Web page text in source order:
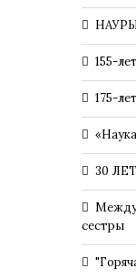
155-
175-
30
сестры